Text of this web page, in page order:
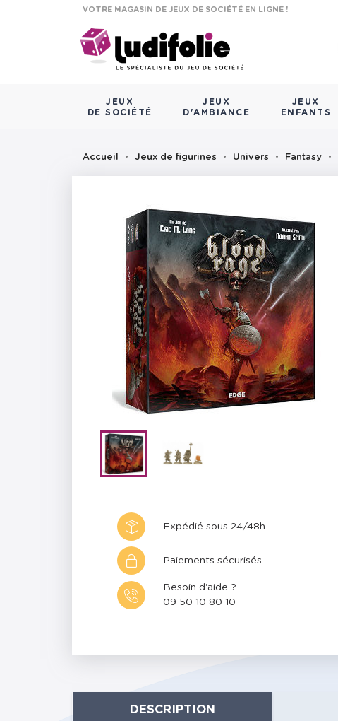
VOTRE MAGASIN DE JEUX DE SOCIÉTÉ EN LIGNE !
JEUX
DE SOCIÉTÉ
JEUX
D'AMBIANCE
JEUX
ENFANTS
Accueil Jeux de figurines Univers Fantasy
Expédié sous 24/48h
Paiements sécurisés
Besoin d'aide ?
09 50 10 80 10
DESCRIPTION